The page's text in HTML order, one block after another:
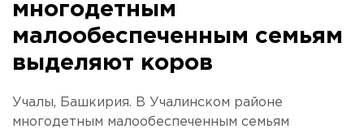
многодетным
малообеспеченным семьям
выделяют коров
Учалы, Башкирия. В Учалинском районе
многодетным малообеспеченным семьям